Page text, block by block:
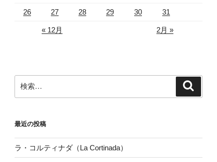
26 27 28 29 30 31
« 12月 2月 »
索:
最近の投稿
ラ・コルティナダ（La Cortinada）